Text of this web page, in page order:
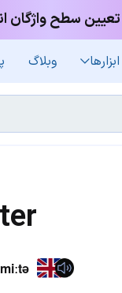
سطح واژگان
ابزارها وبلاگ